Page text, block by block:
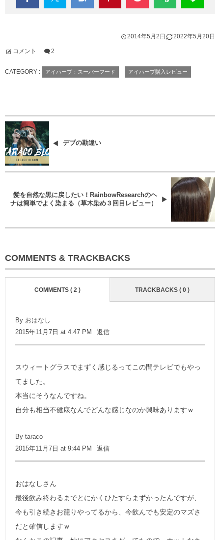
2014年5月2日 2022年5月20日
コメント 2
CATEGORY : アイハーブ：スーパーフード アイハーブ購入レビュー
デブの勘違い
髪を自然な黒に戻したい！RainbowResearchのヘ
ナは簡単でよく染まる（草木染め３回目レビュー）
COMMENTS & TRACKBACKS
COMMENTS ( 2 ) TRACKBACKS ( 0 )
By おはなし
2015年11月7日 at 4:47 PM
返信
スウィートグラスでまずく感じるってこの間テレビでもやっ
てました。
本当にそうなんですね。
自分も相当不健康なんでどんな感じなのか興味ありますｗ
By taraco
2015年11月7日 at 9:44 PM
返信
おはなしさん
最後飲み終わるまでとにかくひたすらまずかったんですが、
今も引き続きお籠りやってるから、今飲んでも安定のマズさ
だと確信しますｗ